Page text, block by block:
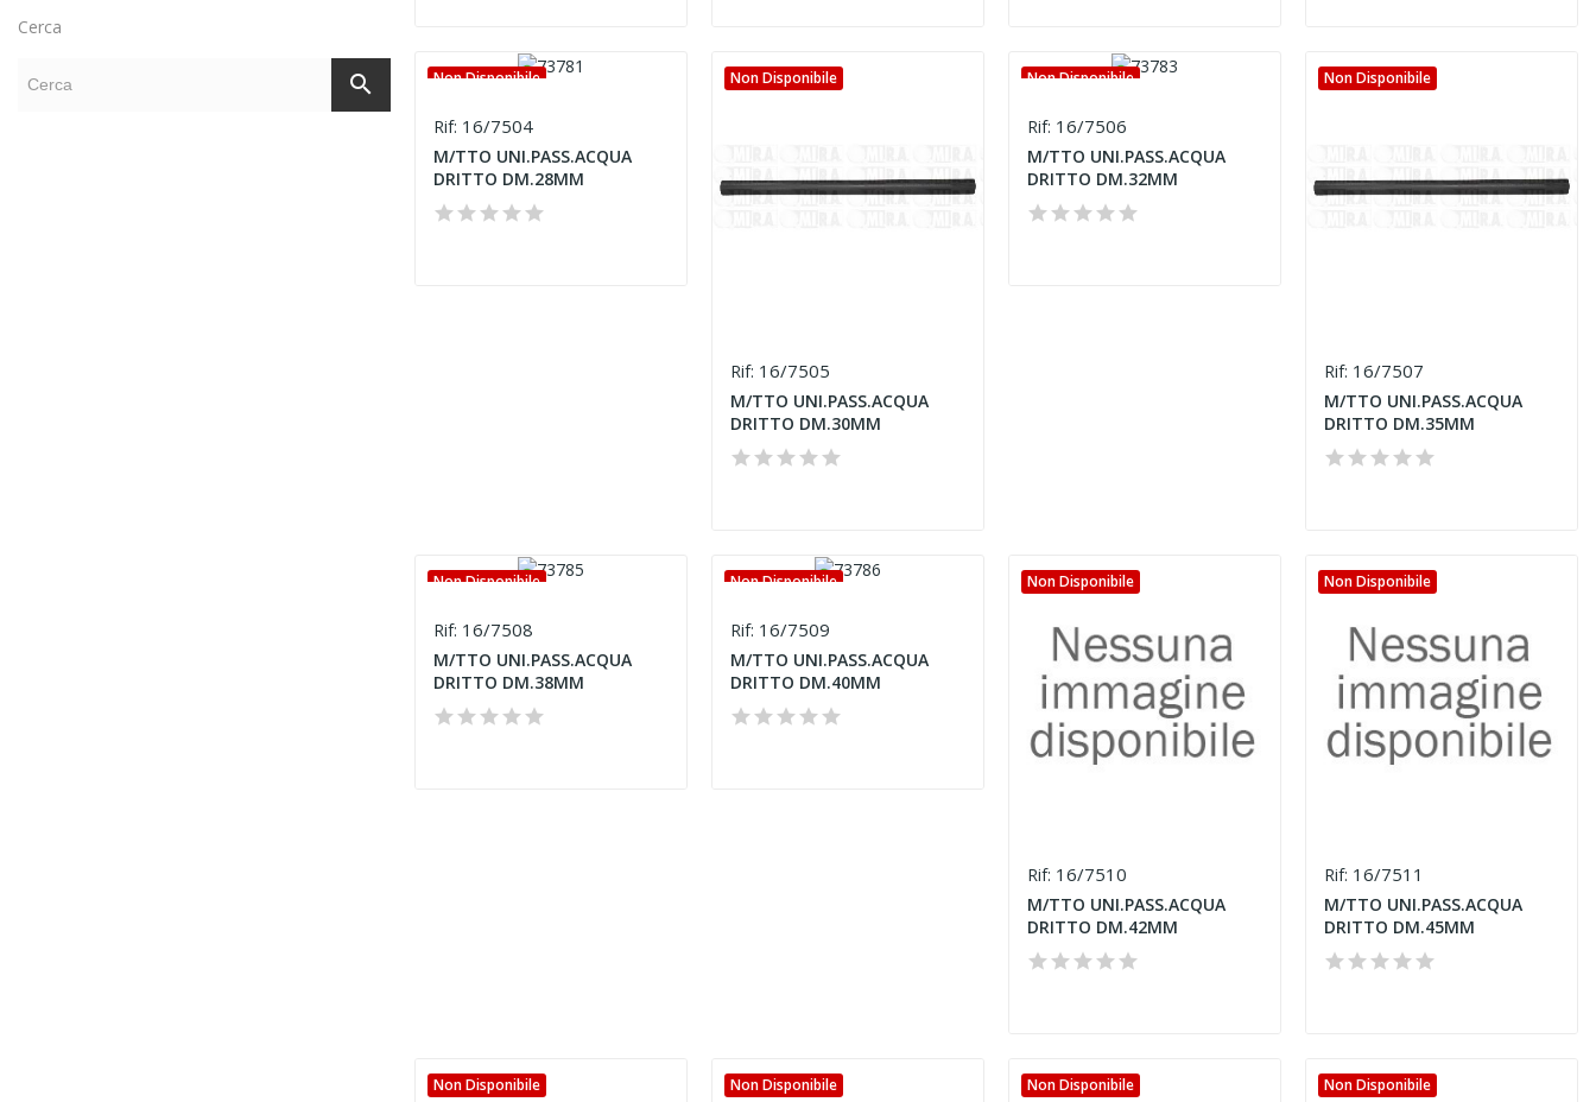
Cerca
search Non Disponibile
Rif: 16/7504
M/TTO UNI.PASS.ACQUA
DRITTO DM.28MM
Non Disponibile
Rif: 16/7505
M/TTO UNI.PASS.ACQUA
DRITTO DM.30MM
Non Disponibile
Rif: 16/7506
M/TTO UNI.PASS.ACQUA
DRITTO DM.32MM
Non Disponibile
Rif: 16/7507
M/TTO UNI.PASS.ACQUA
DRITTO DM.35MM
Non Disponibile
Rif: 16/7508
M/TTO UNI.PASS.ACQUA
DRITTO DM.38MM
Non Disponibile
Rif: 16/7509
M/TTO UNI.PASS.ACQUA
DRITTO DM.40MM
Non Disponibile
Rif: 16/7510
M/TTO UNI.PASS.ACQUA
DRITTO DM.42MM
Non Disponibile
Rif: 16/7511
M/TTO UNI.PASS.ACQUA
DRITTO DM.45MM
Non Disponibile Non Disponibile Non Disponibile Non Disponibile